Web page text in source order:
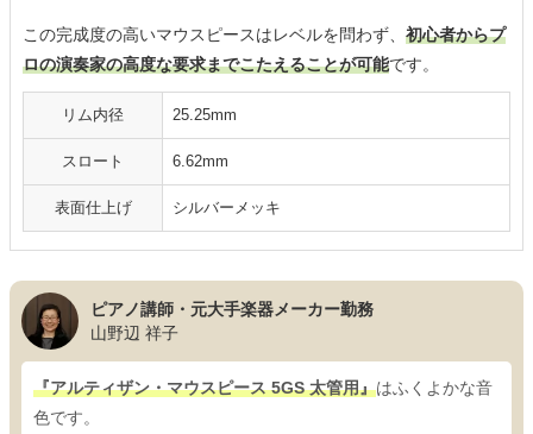
この完成度の高いマウスピースはレベルを問わず、 初心者からプ
ロの演奏家の高度な要求までこたえることが可能です。
リム内径 25.25mm
スロート 6.62mm
表面仕上げ シルバーメッキ
ピアノ講師・元大手楽器メーカー勤務
山野辺 祥子
『アルティザン・マウスピース 5GS 太管用』はふくよかな音
色です。